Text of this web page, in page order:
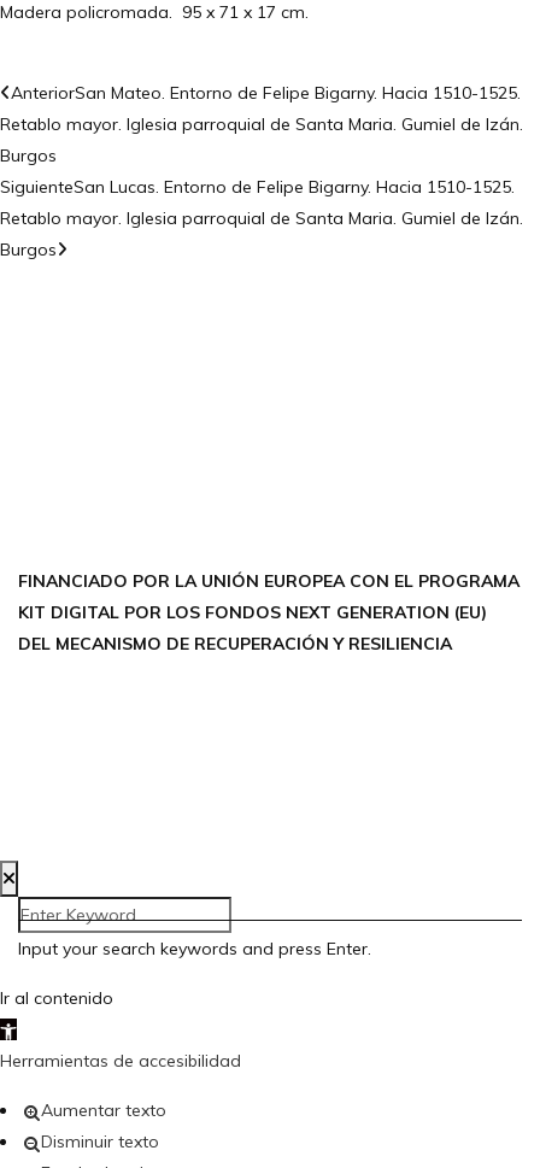
Madera policromada. 95 x 71 x 17 cm.
AnteriorSan Mateo. Entorno de Felipe Bigarny. Hacia 1510-1525.
Retablo mayor. Iglesia parroquial de Santa Maria. Gumiel de Izán.
Burgos
SiguienteSan Lucas. Entorno de Felipe Bigarny. Hacia 1510-1525.
Retablo mayor. Iglesia parroquial de Santa Maria. Gumiel de Izán.
Burgos
FINANCIADO POR LA UNIÓN EUROPEA CON EL PROGRAMA
KIT DIGITAL POR LOS FONDOS NEXT GENERATION (EU)
DEL MECANISMO DE RECUPERACIÓN Y RESILIENCIA
Input your search keywords and press Enter.
Ir al contenido
Abrir barra de herramientas
Herramientas de accesibilidad
Aumentar texto
Disminuir texto